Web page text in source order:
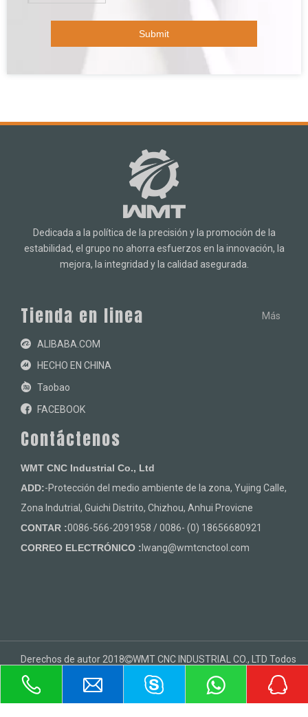
Submit
Dedicada a la política de la precisión y la promoción de la
estabilidad, el grupo no ahorra esfuerzos en la innovación, la
mejora, la integridad y la calidad asegurada.
Tienda en linea Más
ALIBABA .COM
HECHO EN CHINA
Taobao
FACEBOOK
Contáctenos
WMT CNC Industrial Co., Ltd
ADD:-Protección del medio ambiente de la zona, Yujing Calle,
Zona Indutrial, Guichi Distrito, Chizhou, Anhui Provicne
CONTAR :0086-566-2091958 / 0086- (0) 18656680921
CORREO ELECTRÓNICO : lwang@wmtcnctool.com
Derechos de autor 2018WMT CNC INDUSTRIAL CO., LTD Todos
los derechos Reserved.Support por